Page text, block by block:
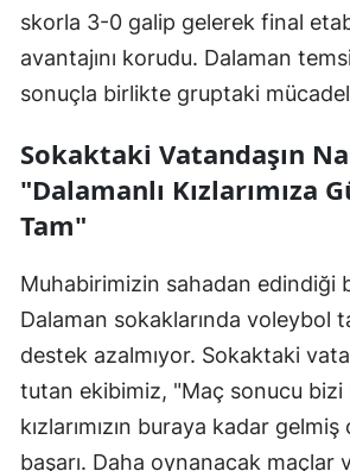
skorla 3-0 galip gelerek final
avantajını korudu. Dalaman
sonuçla birlikte gruptaki
Sokaktaki Vatandaşın
"Dalamanlı Kızlarımıza
Tam"
Muhabirimizin sahadan edindiği
Dalaman sokaklarında voleybol
destek azalmıyor. Sokaktaki
tutan ekibimiz, "Maç sonucu bizi
kızlarımızın buraya kadar
başarı. Daha oynanacak maçlar